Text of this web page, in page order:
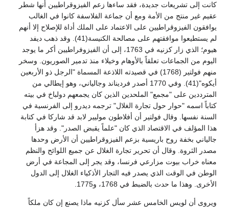
كانت إلى تشريعات جديدة، فقد ساءها زعم الفيزوقراطيين أنها شطر
عقيم غير منتج من الأمة ومع أن جماعة الفلاسفة كانوا في الغالب
يوافقون الفيزوقراطيين على الاعتماد على الملك أداة للإصلاح إلا أنهم
لم يستطيعوا موافقتهم على مصالحة الكنيسة(41). وقد ذهب ديفد
هيوم؛ الذي زار كزنيه في 1763، إلى أن الفيزوفراطيين أكر ما يوجد
اليوم من الجماعات تعلقاً بالأوهام وخيلاء منذ تدمير الصوريون. وسخر
منهم فولتير (1768) في قصيدته اللاذعة المسماة "الرجل ذو الأربعين
أيكوه"(41). وفي 1770 أصدر فرديناند وجالياني، وهو إيطالي من
المترددين على "مجمع" الملحدين الذين كان يجمعهم دولباخ في بيته
كتاباً اسمه "حوار حول تجارة الغلال" ترجمه ديدرو إلى الفرنسية في
السنة نفسها. وقال فولتير أن أفلاطون موليير لابد قد شاركا في كتابة
هذا المؤلف في الاقتصاد الذي كان "علماً يقبض الصدر". وقد هزأ
جالياني بخفة روح باريسية بزعم الفيزوقراطيين أن الأرض وحدها
مصدر الثروة. وقال أن تحرير تجارة الغلال عن جميع اللوائح والنظم
معناه خراب بيوت مزارعي فرنسا، وقد يجر إلى المجاعة في أرض
الوطن في الوقت الذي يصدر فيه التجار الأذكياء الغلال إلى الدول
الأخرى. وهذا ما حدث بالضبط في 1768، و1775.
ويروى أن لويس الخامس عشر سأل كزنيه ماذا يصنع إن كان ملكاً